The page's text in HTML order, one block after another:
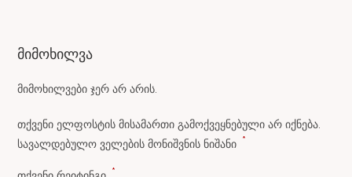
მიმოხილვა
მიმოხილვები ჯერ არ არის.
თქვენი ელფოსტის მისამართი გამოქვეყნებული არ იქნება.
სავალდებულო ველების მონიშვნის ნიშანი *
*